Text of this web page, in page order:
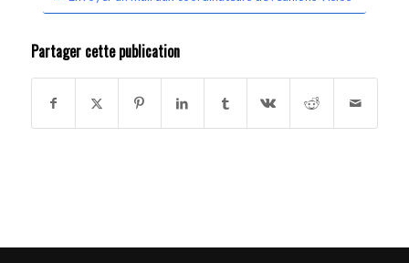
Partager cette publication